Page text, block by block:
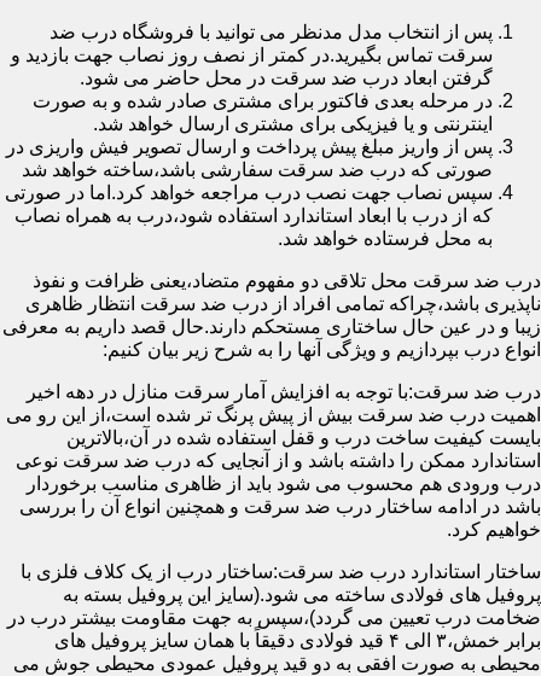
پس از انتخاب مدل مدنظر می توانید با فروشگاه درب ضد
سرقت تماس بگیرید.در کمتر از نصف روز نصاب جهت بازدید و
گرفتن ابعاد درب ضد سرقت در محل حاضر می شود.
در مرحله بعدی فاکتور برای مشتری صادر شده و به صورت
اینترنتی و یا فیزیکی برای مشتری ارسال خواهد شد.
پس از واریز مبلغ پیش پرداخت و ارسال تصویر فیش واریزی در
صورتی که درب ضد سرقت سفارشی باشد،ساخته خواهد شد
سپس نصاب جهت نصب درب مراجعه خواهد کرد.اما در صورتی
که از درب با ابعاد استاندارد استفاده شود،درب به همراه نصاب
به محل فرستاده خواهد شد.
درب ضد سرقت محل تلاقی دو مفهوم متضاد،یعنی ظرافت و نفوذ
ناپذیری باشد،چراکه تمامی افراد از درب ضد سرقت انتظار ظاهری
زیبا و در عین حال ساختاری مستحکم دارند.حال قصد داریم به معرفی
انواع درب بپردازیم و ویژگی آنها را به شرح زیر بیان کنیم:
درب ضد سرقت:با توجه به افزایش آمار سرقت منازل در دهه اخیر
اهمیت درب ضد سرقت بیش از پیش پرنگ تر شده است،از این رو می
بایست کیفیت ساخت درب و قفل استفاده شده در آن،بالاترین
استاندارد ممکن را داشته باشد و از آنجایی که درب ضد سرقت نوعی
درب ورودی هم محسوب می شود باید از ظاهری مناسب برخوردار
باشد در ادامه ساختار درب ضد سرقت و همچنین انواع آن را بررسی
خواهیم کرد.
ساختار استاندارد درب ضد سرقت:ساختار درب از یک کلاف فلزی با
پروفیل های فولادی ساخته می شود.(سایز این پروفیل بسته به
ضخامت درب تعیین می گردد)،سپس به جهت مقاومت بیشتر درب در
برابر خمش،۳ الی ۴ قید فولادی دقیقاً با همان سایز پروفیل های
محیطی به صورت افقی به دو قید پروفیل عمودی محیطی جوش می